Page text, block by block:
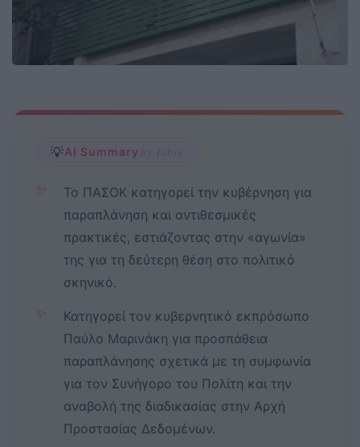
💡AI Summary by Libre
✨
Το ΠΑΣΟΚ κατηγορεί την κυβέρνηση για
παραπλάνηση και αντιθεσμικές
πρακτικές, εστιάζοντας στην «αγωνία»
της για τη δεύτερη θέση στο πολιτικό
σκηνικό.
✨
Κατηγορεί τον κυβερνητικό εκπρόσωπο
Παύλο Μαρινάκη για προσπάθεια
παραπλάνησης σχετικά με τη συμφωνία
για τον Συνήγορο του Πολίτη και την
αναβολή της διαδικασίας στην Αρχή
Προστασίας Δεδομένων.